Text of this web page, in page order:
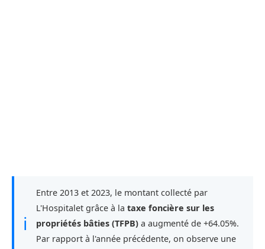
ℹ
Entre 2013 et 2023, le montant collecté par
L'Hospitalet grâce à la taxe foncière sur les
propriétés bâties (TFPB) a augmenté de +64.05%.
Par rapport à l'année précédente, on observe une